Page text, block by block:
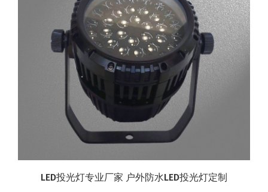
LED投光灯专业厂家 户外防水LED投光灯定制